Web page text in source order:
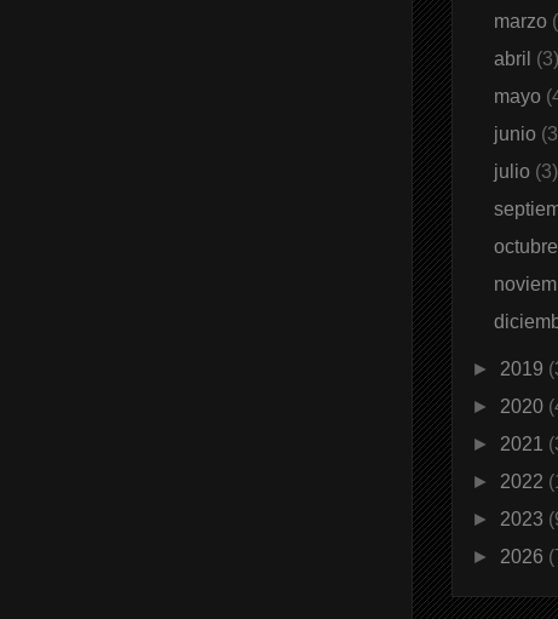
marzo
abril
mayo
junio
julio (3)
► 2019
► 2020
► 2021
► 2022
► 2023
► 2026